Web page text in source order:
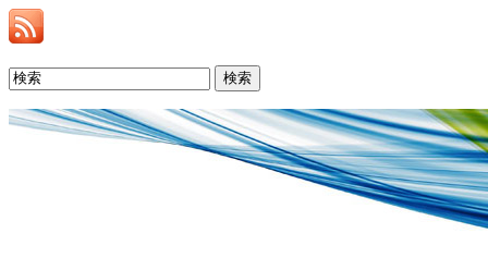
検索